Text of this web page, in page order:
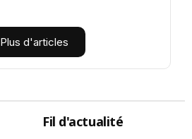
Plus d'articles
Fil d'actualité